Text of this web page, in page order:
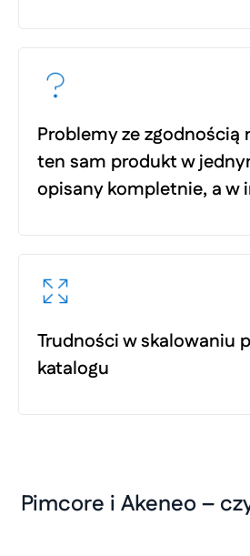
Problemy ze zgodnością
ten sam produkt w
opisany kompletnie, a w
Trudności w skalowaniu
katalogu
Pimcore i Akeneo –